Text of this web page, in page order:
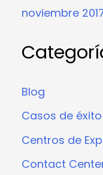
noviembre
Blog
Casos de éxito
Centros de
Contact